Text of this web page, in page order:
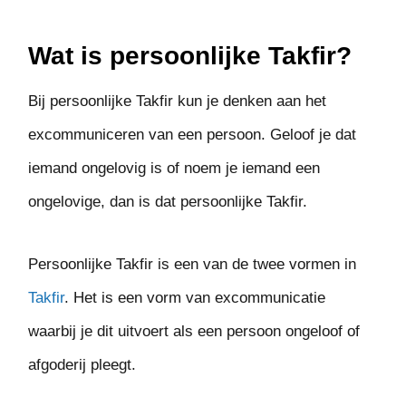
Wat is persoonlijke Takfir?
Bij persoonlijke Takfir kun je denken aan het
excommuniceren van een persoon. Geloof je dat
iemand ongelovig is of noem je iemand een
ongelovige, dan is dat persoonlijke Takfir.
Persoonlijke Takfir is een van de twee vormen in
Takfir. Het is een vorm van excommunicatie
waarbij je dit uitvoert als een persoon ongeloof of
afgoderij pleegt.